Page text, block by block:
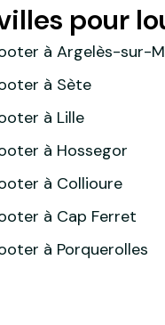
pour
à Argelès-sur-
à Sète
à Lille
à Hossegor
à Collioure
à Cap Ferret
à Porquerolles